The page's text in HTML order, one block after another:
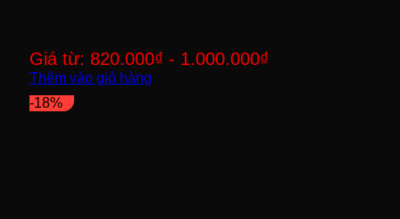
Giá từ: 820.000₫ - 1.000.000₫
Thêm vào giỏ hàng
-18%